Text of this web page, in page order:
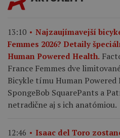
13:10
Najzaujímavejší
Femmes 2026? Detaily
Human Powered Health.
France Femmes dve
Bicykle tímu Human
SpongeBob SquarePants a
netradične aj s ich anatómiou.
12:46
Isaac del Toro